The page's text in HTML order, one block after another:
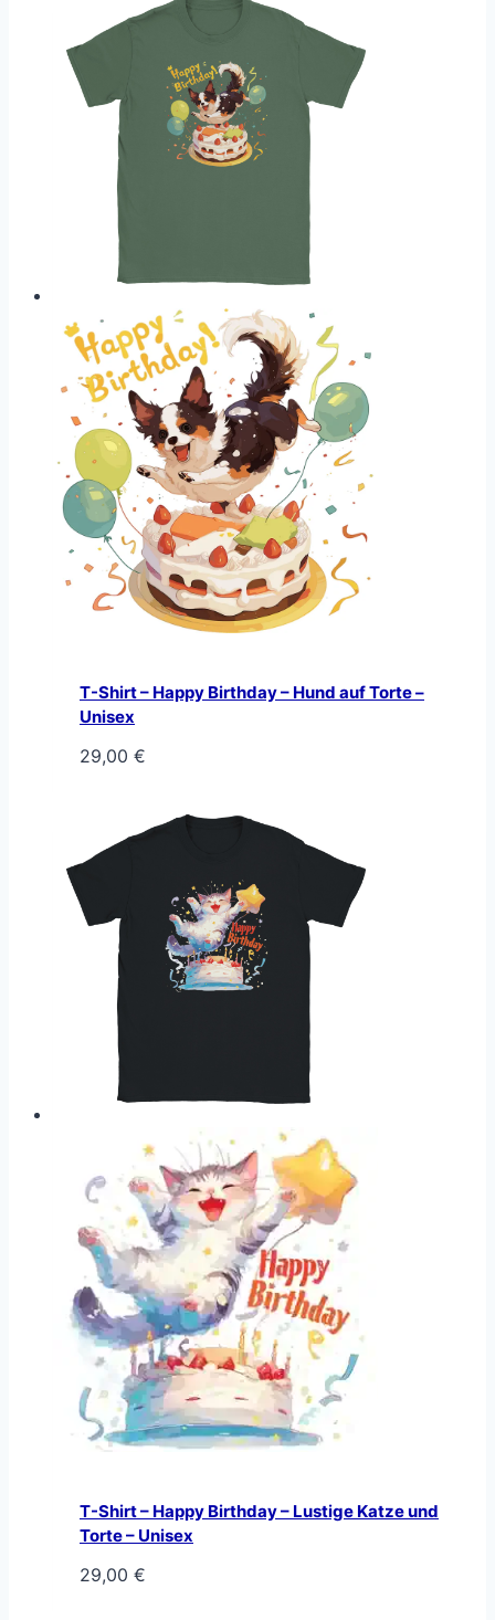
T-Shirt – Happy Birthday – Hund auf Torte –
Unisex
29,00 €
T-Shirt – Happy Birthday – Lustige Katze und
Torte – Unisex
29,00 €